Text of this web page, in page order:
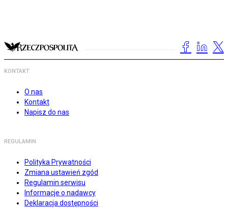
KONTAKT
O nas
Kontakt
Napisz do nas
REGULAMIN
Polityka Prywatności
Zmiana ustawień zgód
Regulamin serwisu
Informacje o nadawcy
Deklaracja dostępności